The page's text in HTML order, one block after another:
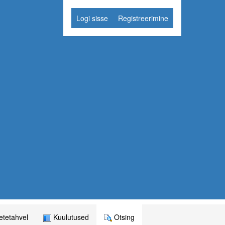
Logi sisse Registreerimine
Kuulutused Otsing